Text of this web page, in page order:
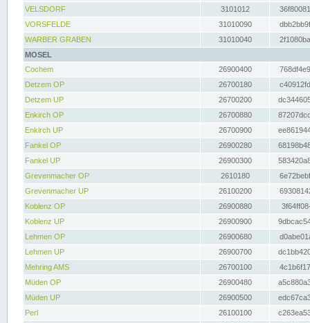
VELSDORF
3101012
VORSFELDE
31010090
WARBER GRABEN
31010040
MOSEL
Cochem
26900400
Detzem OP
26700180
Detzem UP
26700200
Enkirch OP
26700880
Enkirch UP
26700900
Fankel OP
26900280
Fankel UP
26900300
Grevenmacher OP
2610180
Grevenmacher UP
26100200
Koblenz OP
26900880
Koblenz UP
26900900
Lehmen OP
26900680
Lehmen UP
26900700
Mehring AMS
26700100
Müden OP
26900480
Müden UP
26900500
Perl
26100100